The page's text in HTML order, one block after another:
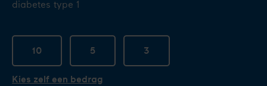
diabetes type 1
10 5 3
Kies zelf een bedrag